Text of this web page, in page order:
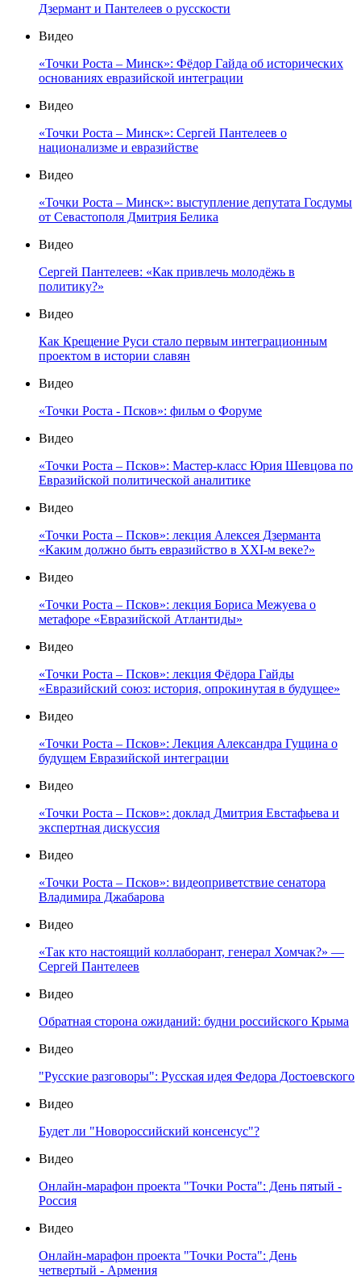
Дзермант и Пантелеев о русскости
Видео
«Точки Роста – Минск»: Фёдор Гайда об исторических
основаниях евразийской интеграции
Видео
«Точки Роста – Минск»: Сергей Пантелеев о
национализме и евразийстве
Видео
«Точки Роста – Минск»: выступление депутата Госдумы
от Севастополя Дмитрия Белика
Видео
Сергей Пантелеев: «Как привлечь молодёжь в
политику?»
Видео
Как Крещение Руси стало первым интеграционным
проектом в истории славян
Видео
«Точки Роста - Псков»: фильм о Форуме
Видео
«Точки Роста – Псков»: Мастер-класс Юрия Шевцова по
Евразийской политической аналитике
Видео
«Точки Роста – Псков»: лекция Алексея Дзерманта
«Каким должно быть евразийство в XXI-м веке?»
Видео
«Точки Роста – Псков»: лекция Бориса Межуева о
метафоре «Евразийской Атлантиды»
Видео
«Точки Роста – Псков»: лекция Фёдора Гайды
«Евразийский союз: история, опрокинутая в будущее»
Видео
«Точки Роста – Псков»: Лекция Александра Гущина о
будущем Евразийской интеграции
Видео
«Точки Роста – Псков»: доклад Дмитрия Евстафьева и
экспертная дискуссия
Видео
«Точки Роста – Псков»: видеоприветствие сенатора
Владимира Джабарова
Видео
«Так кто настоящий коллаборант, генерал Хомчак?» —
Сергей Пантелеев
Видео
Обратная сторона ожиданий: будни российского Крыма
Видео
"Русские разговоры": Русская идея Федора Достоевского
Видео
Будет ли "Новороссийский консенсус"?
Видео
Онлайн-марафон проекта "Точки Роста": День пятый -
Россия
Видео
Онлайн-марафон проекта "Точки Роста": День
четвертый - Армения